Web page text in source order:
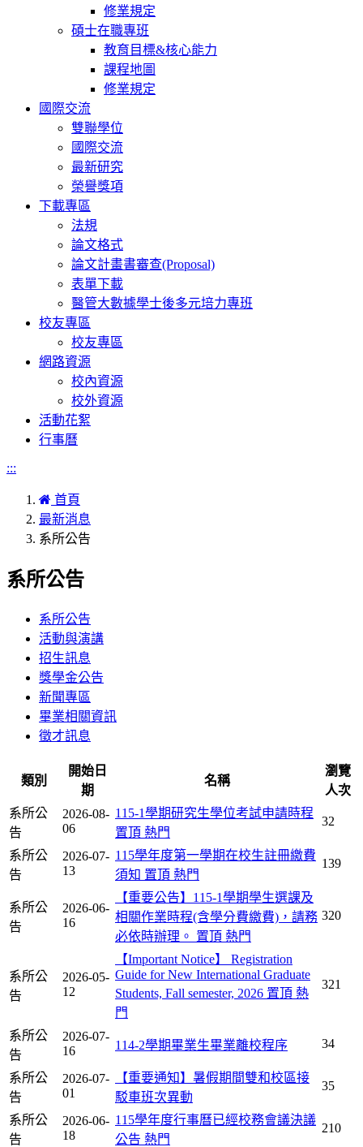
修業規定
碩士在職專班
教育目標&核心能力
課程地圖
修業規定
國際交流
雙聯學位
國際交流
最新研究
榮譽獎項
下載專區
法規
論文格式
論文計畫書審查(Proposal)
表單下載
醫管大數據學士後多元培力專班
校友專區
校友專區
網路資源
校內資源
校外資源
活動花絮
行事曆
:::
首頁
最新消息
系所公告
系所公告
系所公告
活動與演講
招生訊息
獎學金公告
新聞專區
畢業相關資訊
徵才訊息
類別
開始日
期
名稱
瀏覽
人次
系所公
告
2026-08-
06
115-1學期研究生學位考試申請時程
置頂 熱門
32
系所公
告
2026-07-
13
115學年度第一學期在校生註冊繳費
須知 置頂 熱門
139
系所公
告
2026-06-
16
【重要公告】115-1學期學生選課及
相關作業時程(含學分費繳費)，請務
必依時辦理。 置頂 熱門
320
系所公
告
2026-05-
12
【Important Notice】 Registration
Guide for New International Graduate
Students, Fall semester, 2026 置頂 熱
門
321
系所公
告
2026-07-
16
114-2學期畢業生畢業離校程序 34
系所公
告
2026-07-
01
【重要通知】暑假期間雙和校區接
駁車班次異動
35
系所公
告
2026-06-
18
115學年度行事曆已經校務會議決議
公告 熱門
210